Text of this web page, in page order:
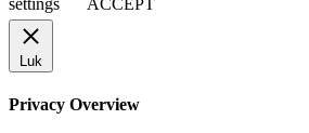
Luk
Privacy Overview